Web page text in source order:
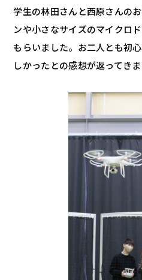
学生の林田さんと西原さんの
ンや小さなサイズのマイクロ
もらいました。お二人とも初
しかったとの感想が返ってきま